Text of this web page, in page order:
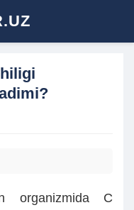
organizmida C